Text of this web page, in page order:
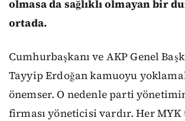
olmasa da sağlıklı olmayan bir
ortada.
Cumhurbaşkanı ve AKP Genel
Tayyip Erdoğan kamuoyu
önemser. O nedenle parti
firması yöneticisi vardır. Her MYK